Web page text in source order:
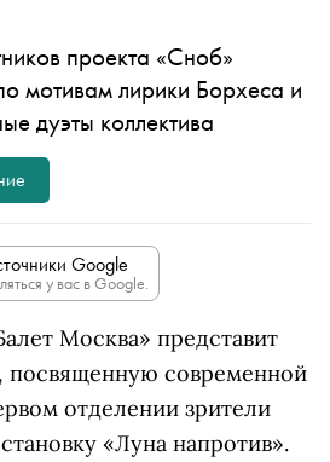
проекта «Сноб»
мотивам лирики Борхеса и
дуэты коллектива
Google
у вас в Google.
Москва» представит
посвященную современной
отделении зрители
«Луна напротив».